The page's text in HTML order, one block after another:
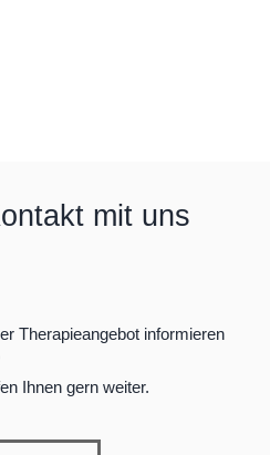
mit uns
Therapieangebot informieren
Ihnen gern weiter.